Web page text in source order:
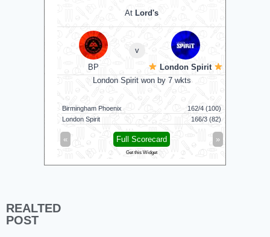
AtLord's
BP
London Spirit
London Spirit won by 7 wkts
Birmingham Phoenix
162/4 (100)
London Spirit
166/3 (82)
Full Scorecard
Get this Widget
REALTED
POST